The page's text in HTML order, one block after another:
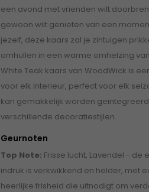
een avond met vrienden wilt
gewoon wilt genieten van een
jezelf, deze kaars zal je zintuigen
omhullen in een warme omhelzing
White Teak kaars van WoodWick is
voor elk interieur, perfect voor elk
kan gemakkelijk worden
verschillende decoratiestijlen.
Geurnoten
Top Note: Frisse lucht, Lavendel - de
indruk is verkwikkend en helder, met
heerlijke frisheid die uitnodigt om